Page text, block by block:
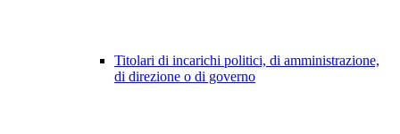
Titolari di incarichi politici, di amministrazione,
di direzione o di governo